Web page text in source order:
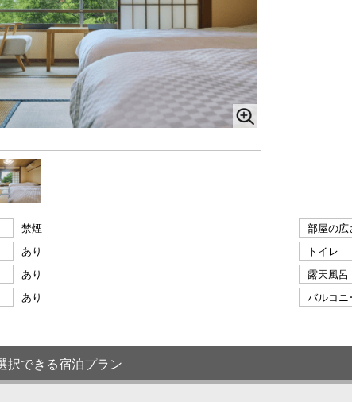
禁煙 部屋の広
あり トイレ
あり 露天風呂
あり バルコニ
択できる宿泊プラン